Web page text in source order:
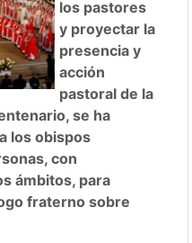
los pastores
y proyectar la
presencia y
acción
pastoral de la
se ha
los obispos
con
ámbitos, para
fraterno sobre